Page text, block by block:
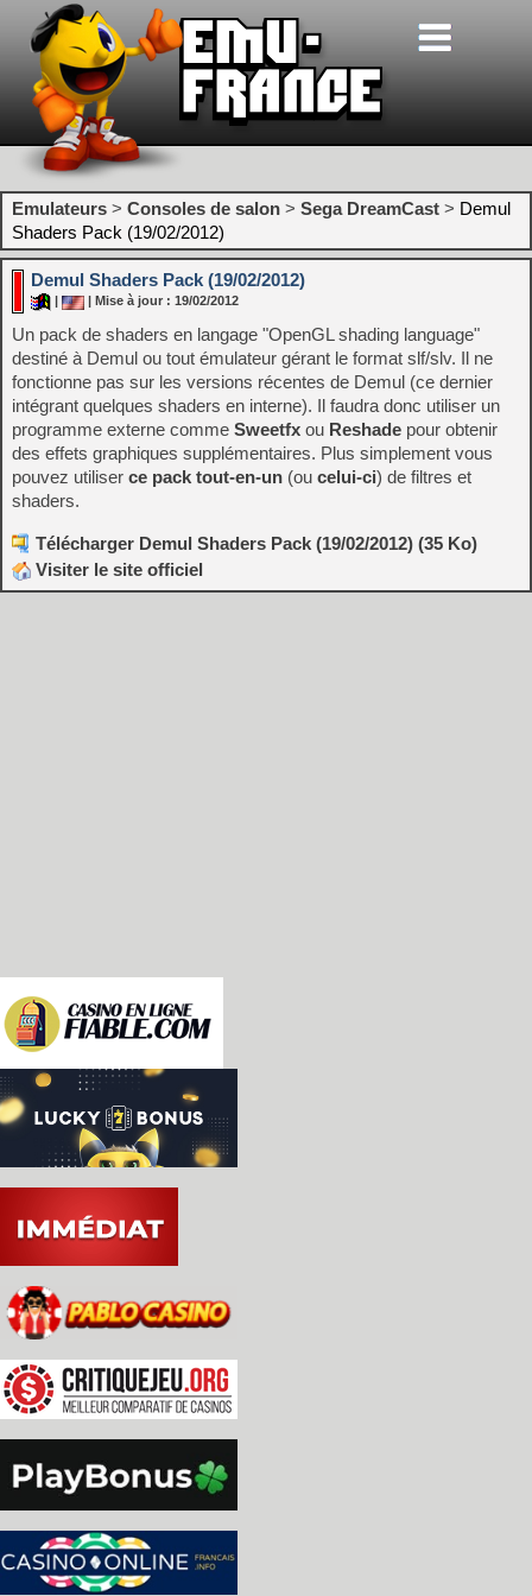
Emulateurs > Consoles de salon > Sega DreamCast > Demul
Shaders Pack (19/02/2012)
Demul Shaders Pack (19/02/2012)
| Mise à jour : 19/02/2012
Un pack de shaders en langage "OpenGL shading language"
destiné à Demul ou tout émulateur gérant le format slf/slv. Il ne
fonctionne pas sur les versions récentes de Demul (ce dernier
intégrant quelques shaders en interne). Il faudra donc utiliser un
programme externe comme Sweetfx ou Reshade pour obtenir
des effets graphiques supplémentaires. Plus simplement vous
pouvez utiliser ce pack tout-en-un (ou celui-ci) de filtres et
shaders.
Télécharger Demul Shaders Pack (19/02/2012) (35 Ko)
Visiter le site officiel